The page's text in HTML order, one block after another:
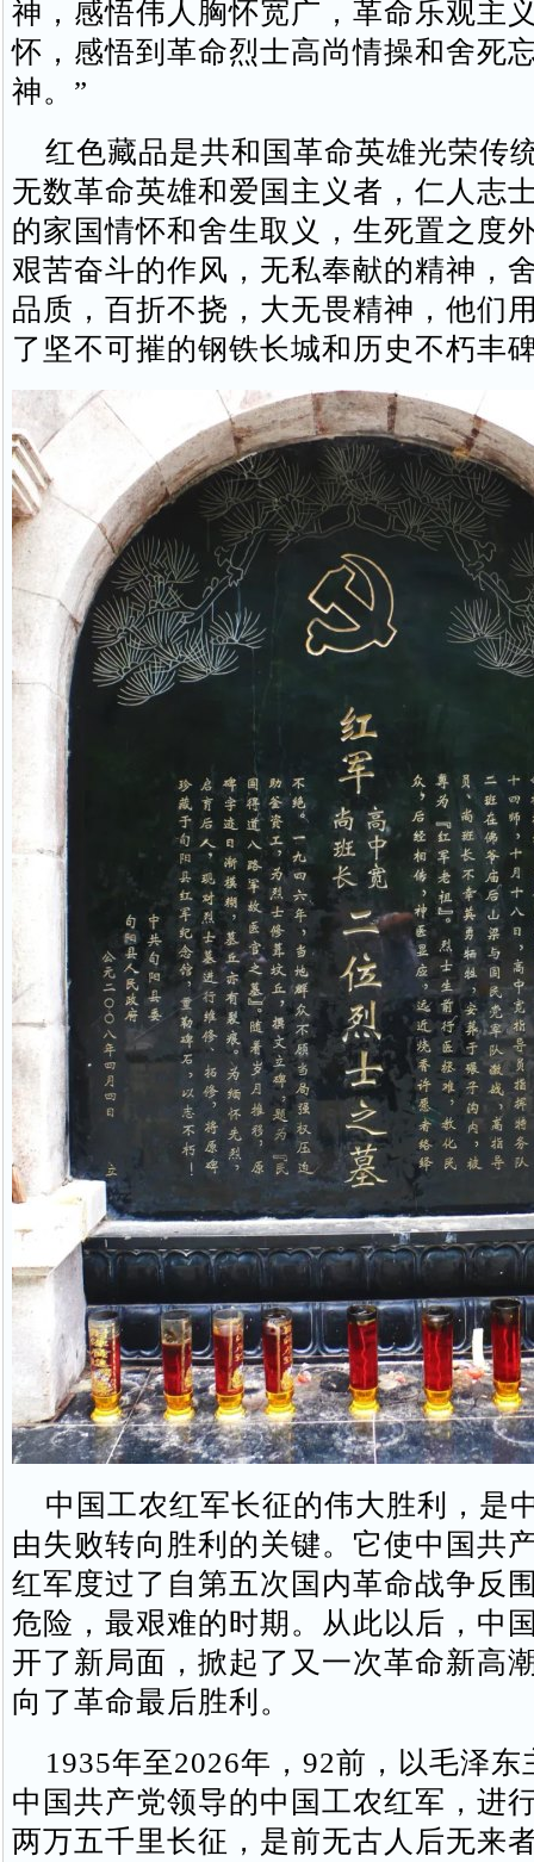
神，感悟伟人胸怀宽广，革命乐观主
怀，感悟到革命烈士高尚情操和舍死
神。”
红色藏品是共和国革命英雄光荣传
无数革命英雄和爱国主义者，仁人志
的家国情怀和舍生取义，生死置之度
艰苦奋斗的作风，无私奉献的精神，
品质，百折不挠，大无畏精神，他们
了坚不可摧的钢铁长城和历史不朽丰
中国工农红军长征的伟大胜利，是
由失败转向胜利的关键。它使中国共
红军度过了自第五次国内革命战争反
危险，最艰难的时期。从此以后，中
开了新局面，掀起了又一次革命新高
向了革命最后胜利。
1935年至2026年，92前，以毛泽东
中国共产党领导的中国工农红军，进
两万五千里长征，是前无古人后无来